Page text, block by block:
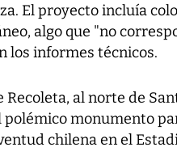
El proyecto incluía
algo que "no
los informes técnicos.
al norte de
monumento
chilena en el